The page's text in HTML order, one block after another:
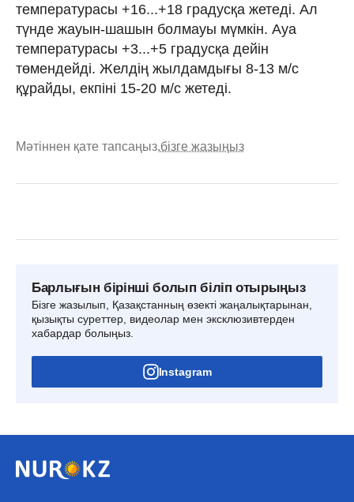
температурасы +16...+18 градусқа жетеді. Ал
түнде жауын-шашын болмауы мүмкін. Ауа
температурасы +3...+5 градусқа дейін
төмендейді. Желдің жылдамдығы 8-13 м/с
құрайды, екпіні 15-20 м/с жетеді.
Мәтіннен қате тапсаңыз,бізге жазыңыз
Барлығын бірінші болып біліп отырыңыз
Бізге жазылып, Қазақстанның өзекті жаңалықтарынан,
қызықты суреттер, видеолар мен эксклюзивтерден
хабардар болыңыз.
Instagram